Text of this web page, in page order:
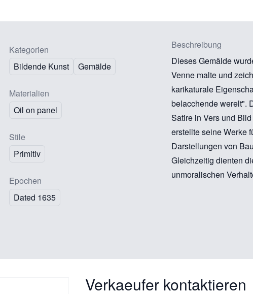
Kategorien
Bildende Kunst
Gemälde
Materialien
Oil on panel
Stile
Primitiv
Epochen
Dated 1635
Beschreibung
Dieses Gemälde
Venne malte und
karikaturale
belacchende werelt".
Satire in Vers und
erstellte seine Werke
Darstellungen von
Gleichzeitig dienten
unmoralischen
Verkaeufer kontaktieren